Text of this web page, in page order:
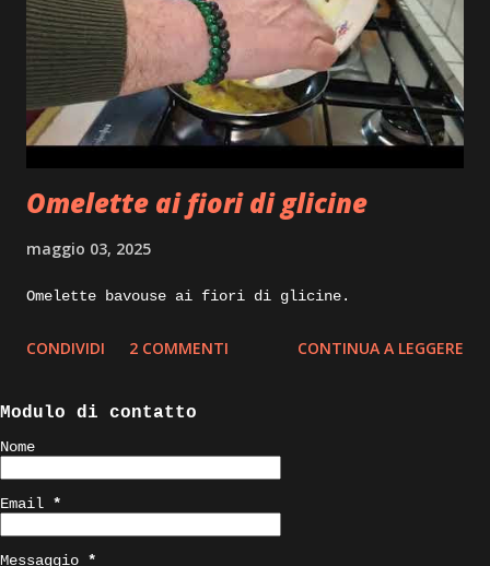
acqua, vino bianco sale e pepe. Execution: la
prima cosa da fare appena tornati dal mercato e
pulire il pescato sviscerandolo, tagliando le
pinne dorsali e sciacquandolo sotto acqua
corrente, io tolgo anche le branchie e tutte le
parti scure che troviamo all’interno, che in
cottura darebbero un gus...
Omelette ai fiori di glicine
maggio 03, 2025
Omelette bavouse ai fiori di glicine.
CONDIVIDI 2 COMMENTI CONTINUA A LEGGERE
Modulo di contatto
Nome
Email *
Messaggio *